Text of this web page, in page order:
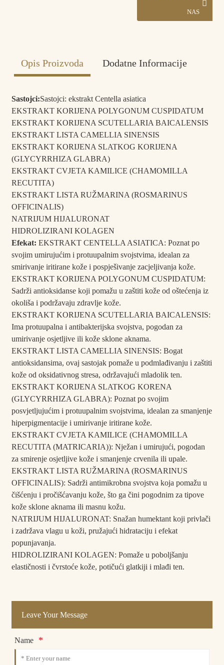
NAS
Opis Proizvoda Dodatne Informacije
Sastojci:Sastojci: ekstrakt Centella asiatica
EKSTRAKT KORIJENA POLYGONUM CUSPIDATUM
EKSTRAKT KORIJENA SCUTELLARIA BAICALENSIS
EKSTRAKT LISTA CAMELLIA SINENSIS
EKSTRAKT KORIJENA SLATKOG KORIJENA
(GLYCYRRHIZA GLABRA)
EKSTRAKT CVJETA KAMILICE (CHAMOMILLA
RECUTITA)
EKSTRAKT LISTA RUŽMARINA (ROSMARINUS
OFFICINALIS)
NATRIJUM HIJALURONAT
HIDROLIZIRANI KOLAGEN
Efekat: EKSTRAKT CENTELLA ASIATICA: Poznat po
svojim umirujućim i protuupalnim svojstvima, idealan za
smirivanje iritirane kože i pospješivanje zacjeljivanja kože.
EKSTRAKT KORIJENA POLYGONUM CUSPIDATUM:
Sadrži antioksidanse koji pomažu u zaštiti kože od oštećenja iz
okoliša i podržavaju zdravlje kože.
EKSTRAKT KORIJENA SCUTELLARIA BAICALENSIS:
Ima protuupalna i antibakterijska svojstva, pogodan za
umirivanje osjetljive ili kože sklone aknama.
EKSTRAKT LISTA CAMELLIA SINENSIS: Bogat
antioksidansima, ovaj sastojak pomaže u podmlađivanju i zaštiti
kože od oksidativnog stresa, održavajući mladolik ten.
EKSTRAKT KORIJENA SLATKOG KORENA
(GLYCYRRHIZA GLABRA): Poznat po svojim
posvjetljujućim i protuupalnim svojstvima, idealan za smanjenje
hiperpigmentacije i umirivanje iritirane kože.
EKSTRAKT CVJETA KAMILICE (CHAMOMILLA
RECUTITA (MATRICARIA)): Nježan i umirujući, pogodan
za smirenje osjetljive kože i smanjenje crvenila ili upale.
EKSTRAKT LISTA RUŽMARINA (ROSMARINUS
OFFICINALIS): Sadrži antimikrobna svojstva koja pomažu u
čišćenju i pročišćavanju kože, što ga čini pogodnim za tipove
kože sklone aknama ili masnu kožu.
NATRIJUM HIJALURONAT: Snažan humektant koji privlači
i zadržava vlagu u koži, pružajući hidrataciju i efekat
popunjavanja.
HIDROLIZIRANI KOLAGEN: Pomaže u poboljšanju
elastičnosti i čvrstoće kože, potičući glatkiji i mlađi ten.
dostave:
Vrijeme
isporuke:
3 do 7 dana avionom, 25 do 45 dana morem, kopneni
prijevoz 10-15 dana.
Uslovi
plaćanja:
T/T, Western Union, bankovni transfer, PayPal,
AliPay.
Leave Your Message
Name *